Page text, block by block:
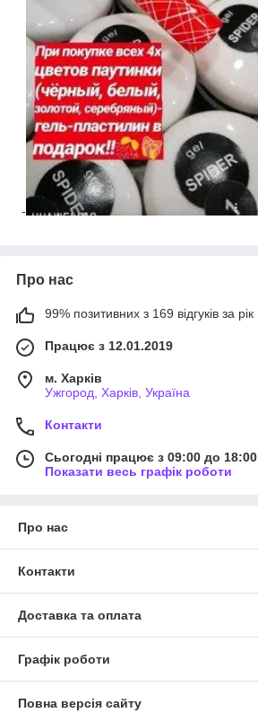
-
Про нас
99% позитивних з 169 відгуків за рік
Працює з 12.01.2019
м. Харків
Ужгород, Харків, Україна
Контакти
Сьогодні працює з 09:00 до 18:00
Показати весь графік роботи
Про нас
Контакти
Доставка та оплата
Графік роботи
Повна версія сайту